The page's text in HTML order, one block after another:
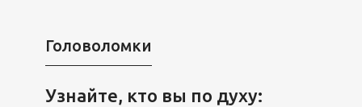
Головоломки
Узнайте, кто вы по духу: